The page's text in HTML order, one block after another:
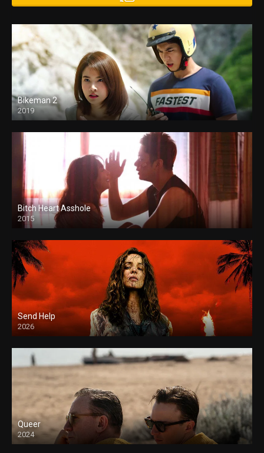
Bikeman 2
2019
Bitch Heart Asshole
2015
Send Help
2026
Queer
2024